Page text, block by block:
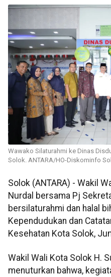
Wawako Silaturahmi ke Dinas
Solok. ANTARA/HO-Diskominfo
Solok (ANTARA) - Wakil
Nurdal bersama Pj
bersilaturahmi dan halal
Kependudukan dan
Kesehatan Kota Solok,
Wakil Wali Kota Solok H.
menuturkan bahwa,